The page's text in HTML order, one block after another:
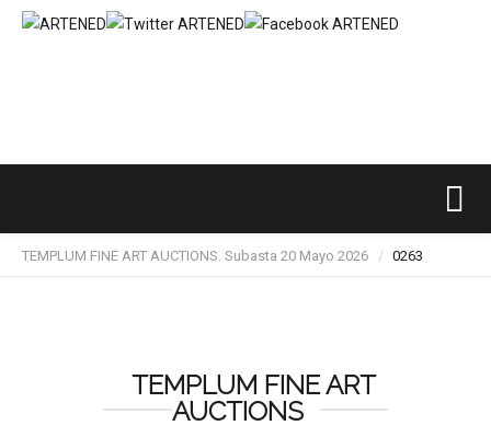
TEMPLUM FINE ART AUCTIONS. Subasta 20 Mayo 2026 / 0263
TEMPLUM FINE ART
AUCTIONS